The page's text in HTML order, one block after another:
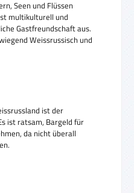
Seen und Flüssen
multikulturell und
Gastfreundschaft aus.
Weissrussisch und
ist der
ist ratsam, Bargeld für
da nicht überall